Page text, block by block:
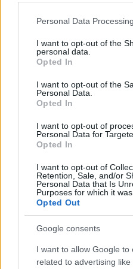
Please note that this website/
not limited to your visit or
grant or deny consent to
use your data for below
consent section.
Personal Data
I want to opt-out of the
personal data.
Opted In
I want to opt-out of the
Personal Data.
Opted In
I want to opt-out of
Personal Data for
Opted In
I want to opt-out of
Retention, Sale, and/or
Personal Data that Is
Purposes for which it was
Opted Out
Google consents
I want to allow Google to
related to advertising
Meccs Center
Paris Saint-